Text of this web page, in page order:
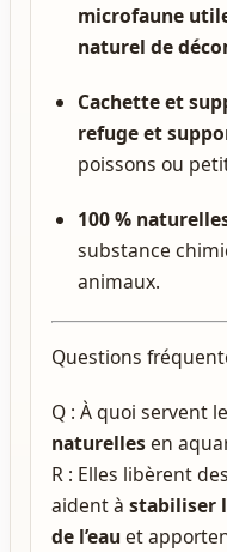
microfaune
naturel de
Cachette et
refuge et
poissons ou
100 %
substance
animaux.
Questions
Q : À quoi servent
naturellesen
R : Elles libèrent des
aident à stabiliser
de l’eau et